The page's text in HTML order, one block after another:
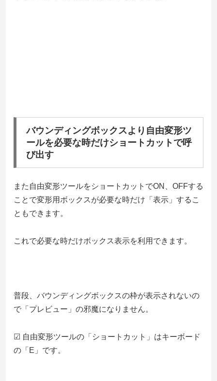
バウンディングボックスより自由変形ツ
ールを必要な時だけショートカットで呼
び出す
また自由変形ツールをショートカットでON、OFFする
ことで変形用ボックスが必要な時だけ「表示」するこ
ともできます。
これで必要な時だけボックス表示を利用できます。
普段、バウンディングボックスの枠が表示されないの
で「プレビュー」の邪魔になりません。
☑ 自由変形ツールの「ショートカット」はキーボード
の「E」です。